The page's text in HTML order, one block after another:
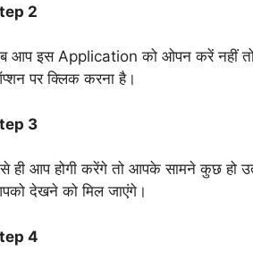
2
आप इस Application को ओपन करें नहीं
पर क्लिक करना है।
3
ही आप होगी करेंगे तो आपके सामने कुछ हो
देखने को मिल जाएंगे।
4